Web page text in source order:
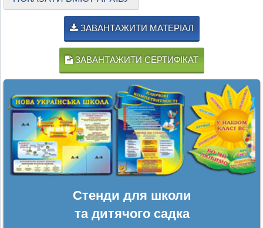
ЗАВАНТАЖИТИ МАТЕРІАЛ
ЗАВАНТАЖИТИ СЕРТИФІКАТ
Стенди для школи
та дитячого садка